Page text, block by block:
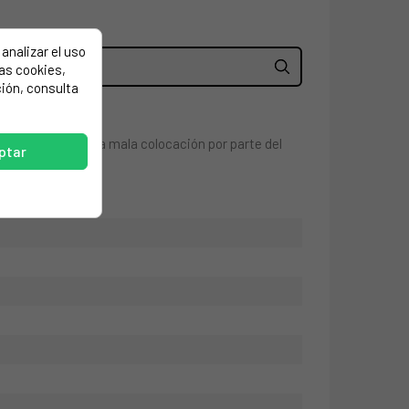
técnicos. una mala colocación por parte del
el uso
cookies,
consulta